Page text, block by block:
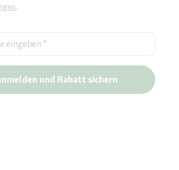
.
eingeben *
und Rabatt sichern